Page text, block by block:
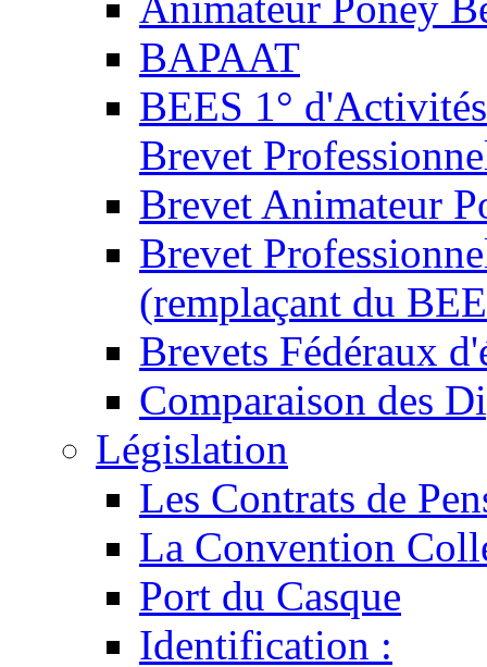
BAPAAT
BEES 1°
Brevet
Brevet Animateur
Brevet
(remplaçant du
Brevets Fédéraux
Comparaison des
Législation
Les Contrats de
La Convention
Port du Casque
Identification :